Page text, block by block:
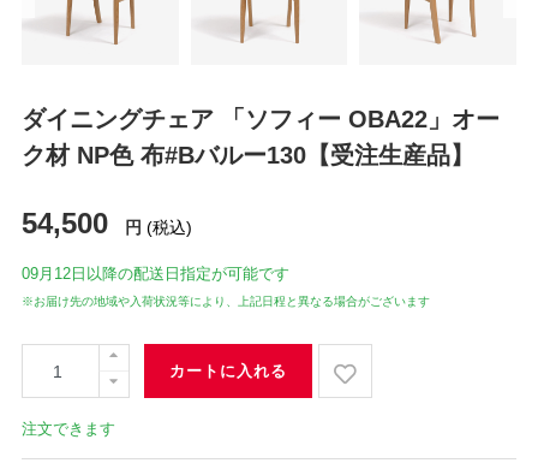
ダイニングチェア 「ソフィー OBA22」オー
ク材 NP色 布#Bバルー130【受注生産品】
54,500 円 (税込)
09月12日 以降の配送日指定が可能です
※お届け先の地域や入荷状況等により、上記日程と異なる場合がございます
カートに入れる
注文できます